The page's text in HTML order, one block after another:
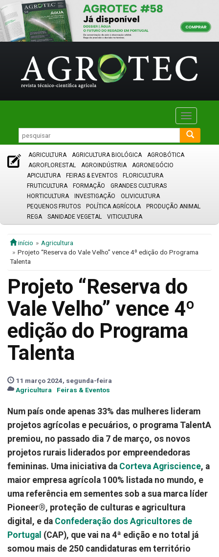
Toggle
AGRICULTURA AGRICULTURA BIOLÓGICA
AGROBÓTICA
AGROFLORESTAL
AGROINDÚSTRIA
AGRONEGÓCIO
APICULTURA
FEIRAS & EVENTOS
FLORICULTURA
FRUTICULTURA
FORMAÇÃO
GRANDES CULTURAS
HORTICULTURA
INVESTIGAÇÃO
OLIVICULTURA
PEQUENOS FRUTOS
POLÍTICA AGRÍCOLA
PRODUÇÃO ANIMAL
REGA
SANIDADE VEGETAL VITICULTURA
início
Agricultura
Projeto “Reserva do Vale Velho” vence 4º edição do Programa
Talenta
Projeto “Reserva do
Vale Velho” vence 4º
edição do Programa
Talenta
11 março 2024, segunda-feira
Agricultura
Feiras & Eventos
Num país onde apenas 33% das mulheres lideram
projetos agrícolas e pecuários, o programa TalentA
premiou, no passado dia 7 de março, os novos
projetos rurais liderados por empreendedoras
femininas. Uma iniciativa da Corteva Agriscience, a
maior empresa agrícola 100% listada no mundo, e
uma referência em sementes sob a sua marca líder
Pioneer®, proteção de culturas e agricultura
digital, e da Confederação dos Agricultores de
Portugal (CAP), que vai na 4ª edição e no total já
somou mais de 250 candidaturas em território